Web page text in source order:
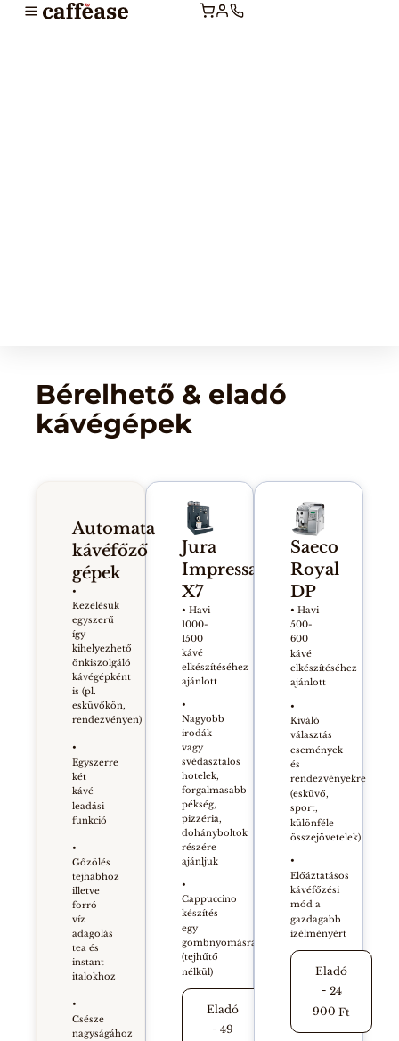
Bérelhető & eladó
kávégépek
Jura
Impressa
X7
• Havi
1000-
1500
kávé
elkészítéséhez
ajánlott
•
Nagyobb
irodák
vagy
svédasztalos
hotelek,
forgalmasabb
pékség,
pizzéria,
dohányboltok
részére
ajánljuk
•
Cappuccino
készítés
egy
gombnyomásra
(tejhűtő
nélkül)
Eladó
- 49
Saeco
Royal
DP
• Havi
500-
600
kávé
elkészítéséhez
ajánlott
•
Kiváló
választás
események
és
rendezvényekre
(esküvő,
sport,
különféle
összejövetelek)
•
Előáztatásos
kávéfőzési
mód a
gazdagabb
ízélményért
Eladó
- 24
900 Ft
Automata
kávéfőző
gépek
•
Kezelésük
egyszerű
így
kihelyezhető
önkiszolgáló
kávégépként
is (pl.
esküvőkön,
rendezvényen)
•
Egyszerre
két
kávé
leadási
funkció
•
Gőzölés
tejhabhoz
illetve
forró
víz
adagolás
tea és
instant
italokhoz
•
Csésze
nagyságához